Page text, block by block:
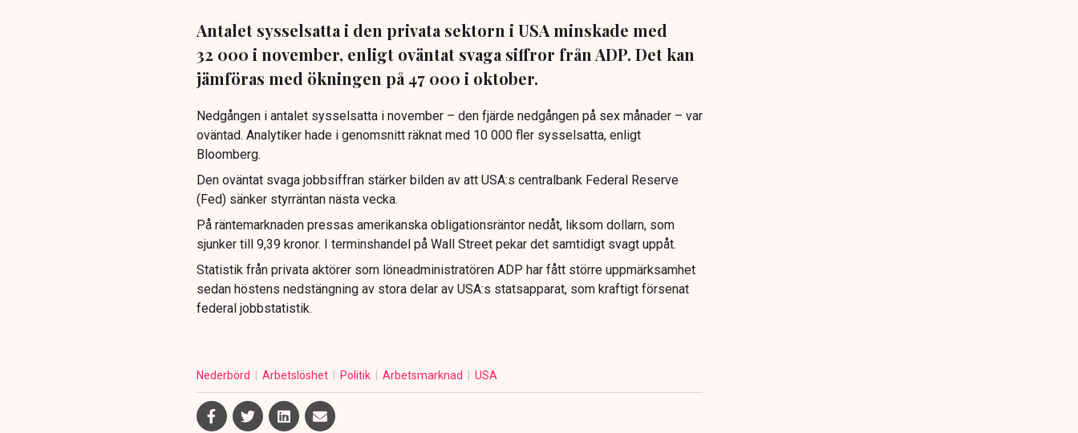
Antalet sysselsatta i den privata sektorn i USA minskade med
32 000 i november, enligt oväntat svaga siffror från ADP. Det kan
jämföras med ökningen på 47 000 i oktober.
Nedgången i antalet sysselsatta i november – den fjärde nedgången på sex månader – var
oväntad. Analytiker hade i genomsnitt räknat med 10 000 fler sysselsatta, enligt
Bloomberg.
Den oväntat svaga jobbsiffran stärker bilden av att USA:s centralbank Federal Reserve
(Fed) sänker styrräntan nästa vecka.
På räntemarknaden pressas amerikanska obligationsräntor nedåt, liksom dollarn, som
sjunker till 9,39 kronor. I terminshandel på Wall Street pekar det samtidigt svagt uppåt.
Statistik från privata aktörer som löneadministratören ADP har fått större uppmärksamhet
sedan höstens nedstängning av stora delar av USA:s statsapparat, som kraftigt försenat
federal jobbstatistik.
Nederbörd Arbetslöshet Politik Arbetsmarknad USA